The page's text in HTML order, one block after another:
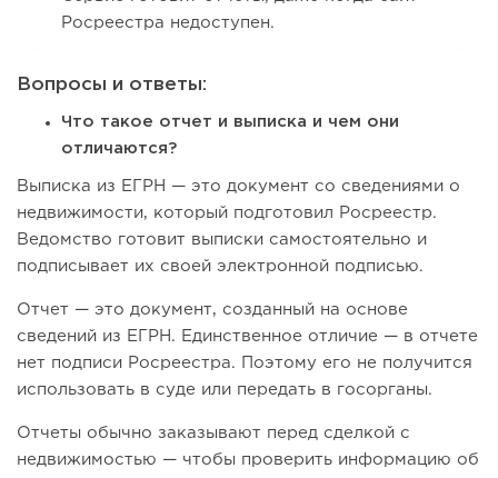
Росреестра недоступен.
Вопросы и ответы:
Что такое отчет и выписка и чем они
отличаются?
Выписка из ЕГРН — это документ со сведениями о
недвижимости, который подготовил Росреестр.
Ведомство готовит выписки самостоятельно и
подписывает их своей электронной подписью.
Отчет — это документ, созданный на основе
сведений из ЕГРН. Единственное отличие — в отчете
нет подписи Росреестра. Поэтому его не получится
использовать в суде или передать в госорганы.
Отчеты обычно заказывают перед сделкой с
недвижимостью — чтобы проверить информацию об